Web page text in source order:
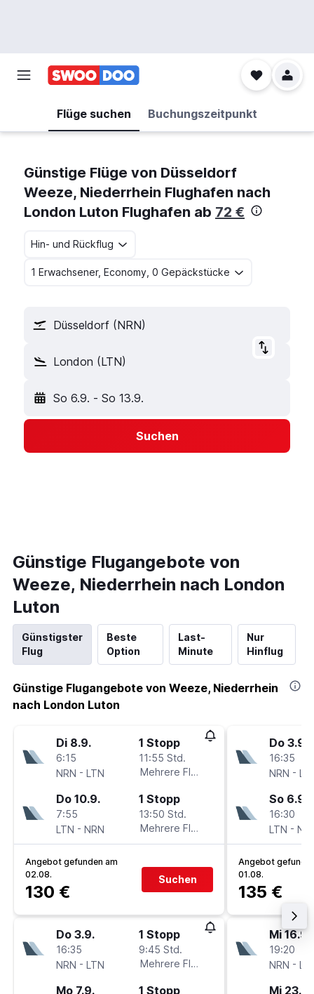
Flüge suchen Buchungszeitpunkt
Günstige Flüge von Düsseldorf
Weeze, Niederrhein Flughafen nach
London Luton Flughafen ab 72 €
Hin- und Rückflug
1 Erwachsener, Economy, 0 Gepäckstücke
Düsseldorf (NRN)
London (LTN)
So 6.9. - So 13.9.
Suchen
Günstige Flugangebote von
Weeze, Niederrhein nach London
Luton
Günstigster
Flug
Beste
Option
Last-
Minute
Nur
Hinflug
Günstige Flugangebote von Weeze, Niederrhein
nach London Luton
Di 8.9.
6:15
NRN - LTN
1 Stopp
11:55 Std.
Mehrere Fluglinien
Do 10.9.
7:55
LTN - NRN
1 Stopp
13:50 Std.
Mehrere Fluglinien
Angebot gefunden am
02.08.
130 €
Suchen
Do 3.9.
16:35
NRN - LTN
1 Stopp
9:45 Std.
Mehrere Fluglinien
Mo 7.9. 1 Stopp
Do 3.9.
16:35
NRN -
So 6.9.
16:30
LTN -
Angebot
01.08.
135 €
Mi 16.9.
19:20
NRN -
Mi 23.9.